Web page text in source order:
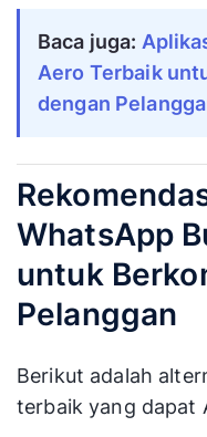
Baca juga:
Aero Terbaik
dengan
WhatsApp
untuk
Pelanggan
Berikut adalah
terbaik yang dapat